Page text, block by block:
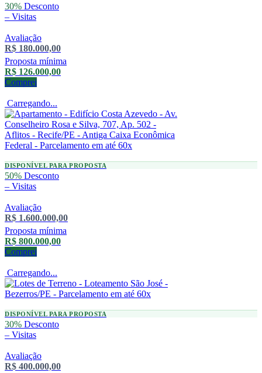
30% Desconto
– Visitas
Avaliação
R$ 180.000,00
Proposta mínima
R$ 126.000,00
Comprei
Carregando...
DISPONÍVEL PARA PROPOSTA
50% Desconto
– Visitas
Avaliação
R$ 1.600.000,00
Proposta mínima
R$ 800.000,00
Comprei
Carregando...
DISPONÍVEL PARA PROPOSTA
30% Desconto
– Visitas
Avaliação
R$ 400.000,00